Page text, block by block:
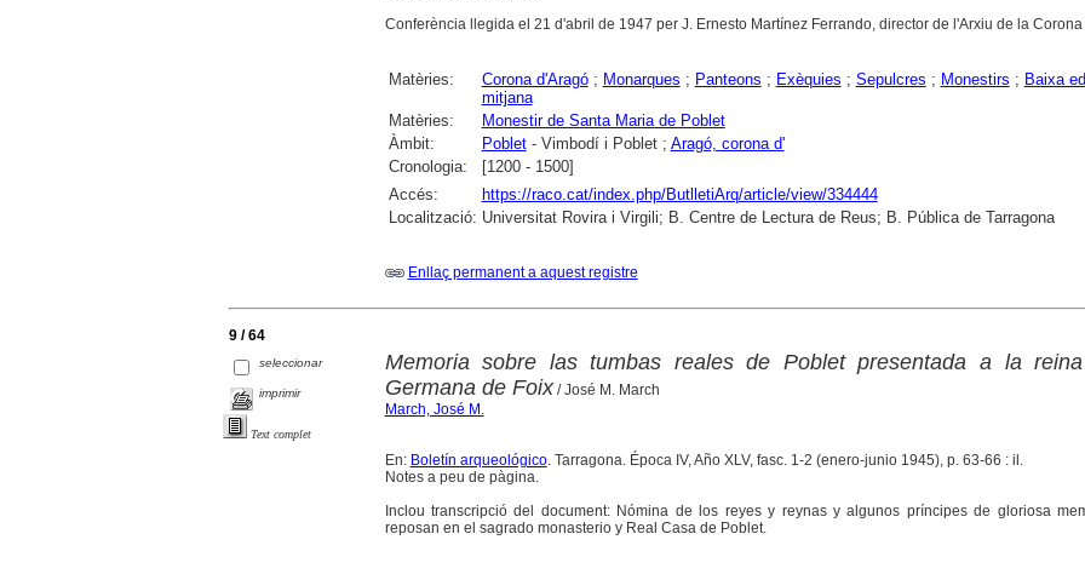
Conferència llegida el 21 d'abril de 1947 per J. Ernesto Martínez Ferrando, director de l'Arxiu de la Corona
Matèries: Corona d'Aragó; Monarques ; Panteons ; Exèquies ; Sepulcres ; Monestirs ; Baixa
mitjana
Matèries:
Monestir de Santa Maria de Poblet
Àmbit:
Poblet- Vimbodí i Poblet ; Aragó, corona d'
Cronologia:
[1200 - 1500]
Accés:
https://raco.cat/index.php/ButlletiArq/article/view/334444
Localització: Universitat Rovira i Virgili; B. Centre de Lectura de Reus; B. Pública de Tarragona
Enllaç permanent a aquest registre
9 / 64
seleccionar
imprimir
Text complet
Memoria sobre las tumbas reales de Poblet presentada a la
Germana de Foix/ José M. March
March, José M.
En: Boletín arqueológico. Tarragona. Época IV, Año XLV, fasc. 1-2 (enero-junio 1945), p. 63-66 : il.
Notes a peu de pàgina.
Inclou transcripció del document: Nómina de los reyes y reynas y algunos príncipes de gloriosa
reposan en el sagrado monasterio y Real Casa de Poblet.